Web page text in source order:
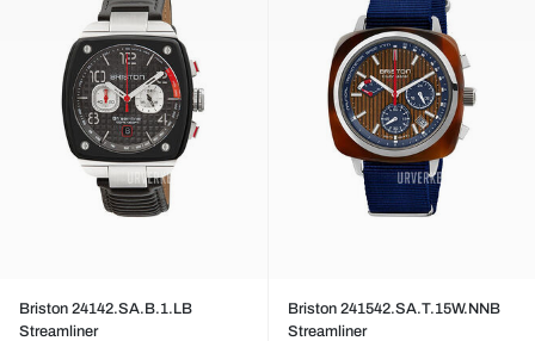
Briston 24142.SA.B.1.LB
Streamliner
Briston 241542.SA.T.15W.NNB
Streamliner